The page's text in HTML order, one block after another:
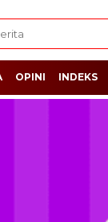
OPINI INDEKS